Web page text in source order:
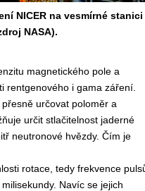
NICER na vesmírné stanici
NASA).
magnetického pole a
rentgenového i gama záření.
určovat poloměr a
určit stlačitelnost jaderné
neutronové hvězdy. Čím je
rotace, tedy frekvence
Navíc se jejich